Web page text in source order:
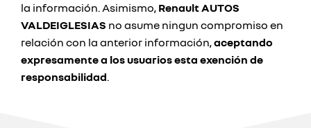
la información. Asimismo, Renault AUTOS
VALDEIGLESIAS no asume ningun compromiso en
relación con la anterior información,aceptando
expresamente a los usuarios esta exención de
responsabilidad.